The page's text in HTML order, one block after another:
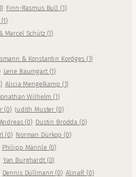
) Finn-Rasmus Bull (1)
(1)
Marcel Schütz (1)
& Konstantin Kordges (1)
Lene Baumgart (1)
) Alicia Mengelkamp (1)
Jonathan Wilhelm(1)
(0) Judith Muster (0)
Andreas(0) Dustin Brodda (0)
(0) Norman Dürkop (0)
Philipp Männle (0)
Yan Burghardt (0)
Dennis Düllmann(0) AlinaR (0)